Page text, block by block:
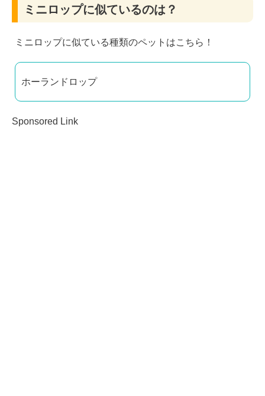
ミニロップに似ているのは？
ミニロップに似ている種類のペットはこちら！
ホーランドロップ
Sponsored Link